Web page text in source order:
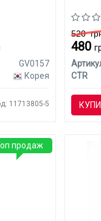
GV0157
Корея
11713805-5
520
480
CTR
продаж